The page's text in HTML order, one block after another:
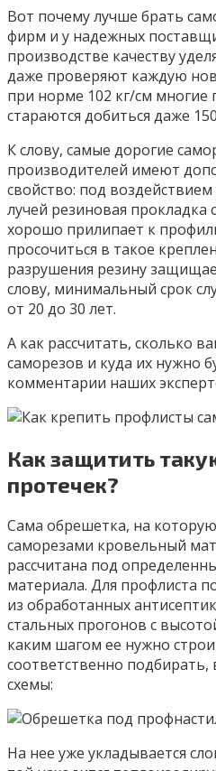
Вот почему лучше брать
фирм и у надежных
производстве качеству
даже проверяют каждую
при норме 102 кг/см многие
стараются добиться даже
К слову, самые дорогие
производителей имеют
свойство: под
лучей резиновая прокладка
хорошо прилипает к
просочиться в такое
разрушения резину
слову, минимальный срок
от 20 до 30 лет.
А как рассчитать, сколько
саморезов и куда их нужно
комментарии наших
Как защитить
протечек?
Сама обрешетка, на
саморезами кровельный
рассчитана под
материала. Для профлиста
из обработанных
стальных прогонов с
каким шагом ее нужно
соответственно подбирать,
схемы:
На нее уже укладывается